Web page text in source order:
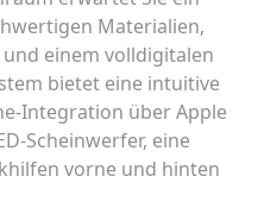
Materialien,
einem volldigitalen
bietet eine intuitive
Integration über Apple
Scheinwerfer, eine
vorne und hinten